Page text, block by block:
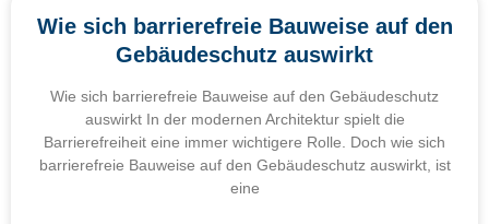
Wie sich barrierefreie Bauweise auf den
Gebäudeschutz auswirkt
Wie sich barrierefreie Bauweise auf den Gebäudeschutz
auswirkt In der modernen Architektur spielt die
Barrierefreiheit eine immer wichtigere Rolle. Doch wie sich
barrierefreie Bauweise auf den Gebäudeschutz auswirkt, ist
eine